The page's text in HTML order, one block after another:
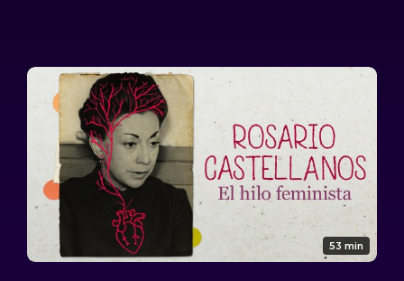
53 min